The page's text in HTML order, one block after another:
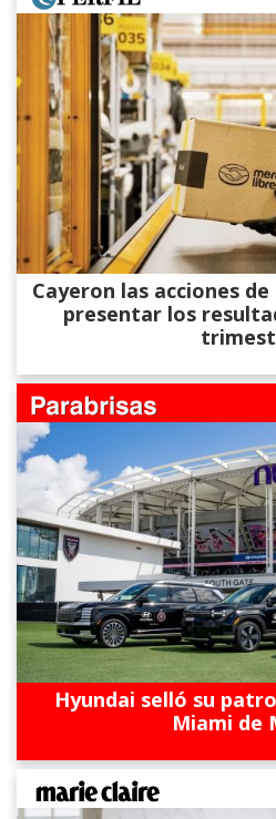
Cayeron las acciones
presentar los
Hyundai selló su
Miami de